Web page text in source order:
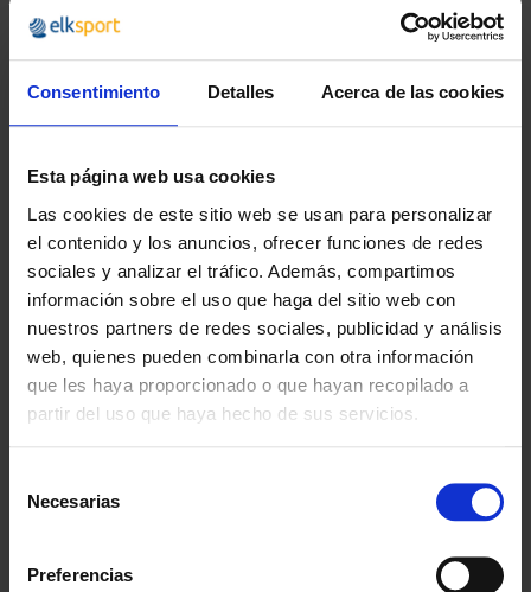
Consentimiento Detalles Acerca de las cookies
Esta página web usa cookies
Las cookies de este sitio web se usan para personalizar
el contenido y los anuncios, ofrecer funciones de redes
sociales y analizar el tráfico. Además, compartimos
información sobre el uso que haga del sitio web con
nuestros partners de redes sociales, publicidad y análisis
web, quienes pueden combinarla con otra información
que les haya proporcionado o que hayan recopilado a
partir del uso que haya hecho de sus servicios.
Necesarias
Preferencias
Recomendado
BALÓN MEDICINAL WTB
SOFT TRIAL
desde 16,95 €
20,51 €
BALÓN MEDICINAL CON
ASA TRIAL
desde 23,95 €
28,98 €